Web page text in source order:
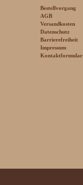
Bestellvorgang
AGB
Versandkosten
Datenschutz
Barrierefreiheit
Impressum
Kontaktformular